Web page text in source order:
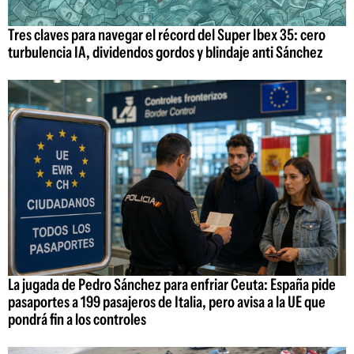
Tres claves para navegar el récord del Super Ibex 35: cero
turbulencia IA, dividendos gordos y blindaje anti Sánchez
La jugada de Pedro Sánchez para enfriar Ceuta: España pide
pasaportes a 199 pasajeros de Italia, pero avisa a la UE que
pondrá fin a los controles